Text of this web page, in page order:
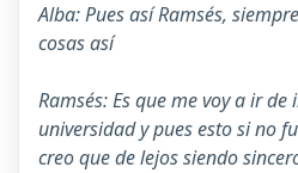
Alba: Pues así Ramsés,
cosas así
Ramsés: Es que me voy a ir
universidad y pues esto si no
creo que de lejos siendo